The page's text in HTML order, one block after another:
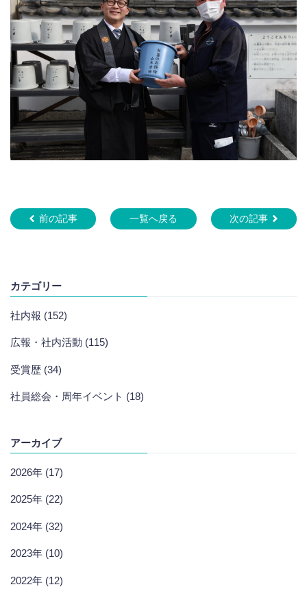
前の記事 一覧へ戻る 次の記事
カテゴリー
社内報 (152)
広報・社内活動 (115)
受賞歴 (34)
社員総会・周年イベント (18)
アーカイブ
2026年 (17)
2025年 (22)
2024年 (32)
2023年 (10)
2022年 (12)